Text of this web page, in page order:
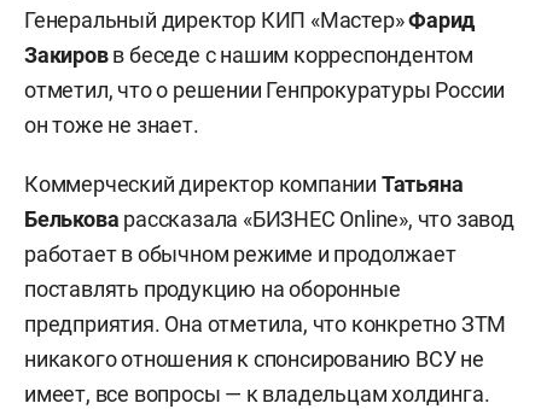
Генеральный директор КИП «Мастер»Фарид
Закировв беседе с нашим корреспондентом
отметил, что о решении Генпрокуратуры России
он тоже не знает.
Коммерческий директор компании Татьяна
Белькова рассказала «БИЗНЕС Online», что завод
работает в обычном режиме и продолжает
поставлять продукцию на оборонные
предприятия. Она отметила, что конкретно ЗТМ
никакого отношения к спонсированию ВСУ не
имеет, все вопросы — к владельцам холдинга.